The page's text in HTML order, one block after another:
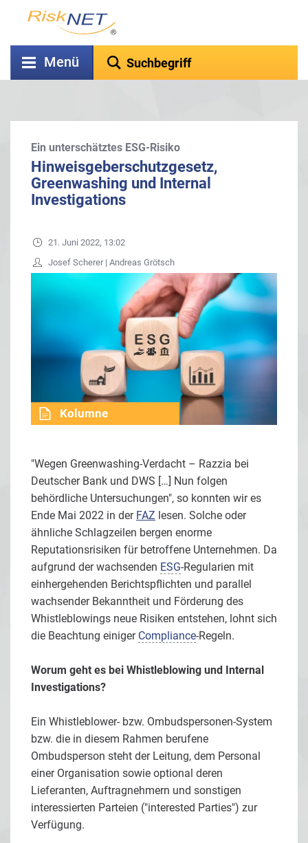
Menü
Ein unterschätztes ESG-Risiko
Hinweisgeberschutzgesetz,
Greenwashing und Internal
Investigations
21. Juni 2022, 13:02
Josef Scherer | Andreas Grötsch
Kolumne
"Wegen Greenwashing-Verdacht – Razzia bei
Deutscher Bank und DWS […] Nun folgen
behördliche Untersuchungen", so konnten wir es
Ende Mai 2022 in der FAZ lesen. Solche oder
ähnliche Schlagzeilen bergen enorme
Reputationsrisiken für betroffene Unternehmen. Da
aufgrund der wachsenden ESG-Regularien mit
einhergehenden Berichtspflichten und parallel
wachsender Bekanntheit und Förderung des
Whistleblowings neue Risiken entstehen, lohnt sich
die Beachtung einiger Compliance-Regeln.
Worum geht es bei Whistleblowing und Internal
Investigations?
Ein Whistleblower- bzw. Ombudspersonen-System
bzw. die in diesem Rahmen berufene
Ombudsperson steht der Leitung, dem Personal
einer Organisation sowie optional deren
Lieferanten, Auftragnehmern und sonstigen
interessierten Parteien ("interested Parties") zur
Verfügung.